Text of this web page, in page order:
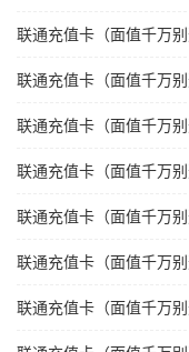
联通充值卡（面值千万
联通充值卡（面值千万
联通充值卡（面值千万
联通充值卡（面值千万
联通充值卡（面值千万
联通充值卡（面值千万
联通充值卡（面值千万